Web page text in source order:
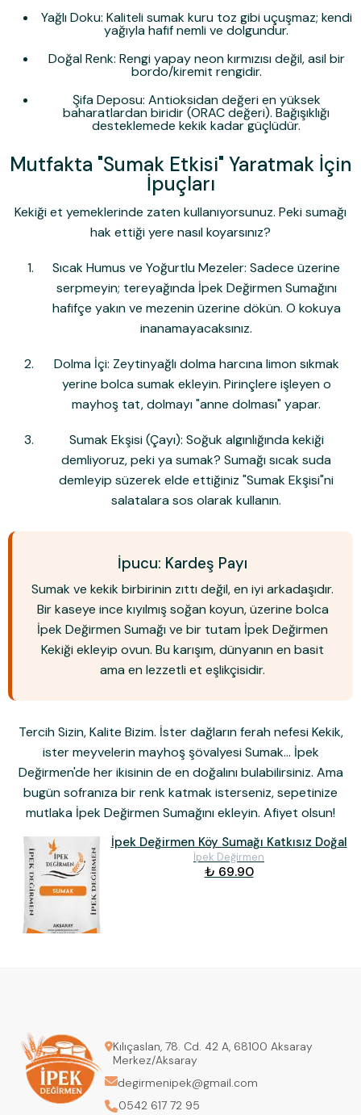
Yağlı Doku: Kaliteli sumak kuru toz gibi uçuşmaz; kendi
yağıyla hafif nemli ve dolgundur.
Doğal Renk: Rengi yapay neon kırmızısı değil, asil bir
bordo/kiremit rengidir.
Şifa Deposu: Antioksidan değeri en yüksek
baharatlardan biridir (ORAC değeri). Bağışıklığı
desteklemede kekik kadar güçlüdür.
Mutfakta "Sumak Etkisi" Yaratmak İçin
İpuçları
Kekiği et yemeklerinde zaten kullanıyorsunuz. Peki sumağı
hak ettiği yere nasıl koyarsınız?
Sıcak Humus ve Yoğurtlu Mezeler: Sadece üzerine
serpmeyin; tereyağında İpek Değirmen Sumağını
hafifçe yakın ve mezenin üzerine dökün. O kokuya
inanamayacaksınız.
Dolma İçi: Zeytinyağlı dolma harcına limon sıkmak
yerine bolca sumak ekleyin. Pirinçlere işleyen o
mayhoş tat, dolmayı "anne dolması" yapar.
Sumak Ekşisi (Çayı): Soğuk algınlığında kekiği
demliyoruz, peki ya sumak? Sumağı sıcak suda
demleyip süzerek elde ettiğiniz "Sumak Ekşisi"ni
salatalara sos olarak kullanın.
İpucu: Kardeş Payı
Sumak ve kekik birbirinin zıttı değil, en iyi arkadaşıdır.
Bir kaseye ince kıyılmış soğan koyun, üzerine bolca
İpek Değirmen Sumağıve bir tutam İpek Değirmen
Kekiğiekleyip ovun. Bu karışım, dünyanın en basit
ama en lezzetli et eşlikçisidir.
Tercih Sizin, Kalite Bizim. İster dağların ferah nefesiKekik,
ister meyvelerin mayhoş şövalyesiSumak... İpek
Değirmen'de her ikisinin de en doğalını bulabilirsiniz. Ama
bugün sofranıza bir renk katmak isterseniz, sepetinize
mutlaka İpek Değirmen Sumağını ekleyin. Afiyet olsun!
İpek Değirmen Köy Sumağı Katkısız Doğal
İpek Değirmen
₺ 69.90
Kılıçaslan, 78. Cd. 42 A, 68100 Aksaray
Merkez/Aksaray
degirmenipek@gmail.com
0542 617 72 95